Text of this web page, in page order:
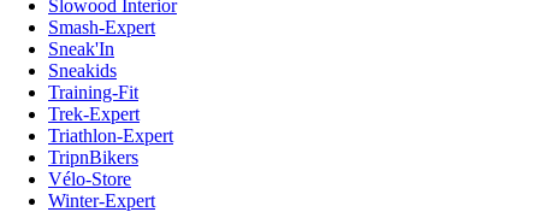
Slowood Interior
Smash-Expert
Sneak'In
Sneakids
Training-Fit
Trek-Expert
Triathlon-Expert
TripnBikers
Vélo-Store
Winter-Expert